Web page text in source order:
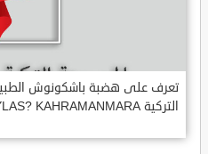
تعرف على هضبة باشكونوش
التركية BA?KONU? YAYLAS? KAHRAMANMARA?